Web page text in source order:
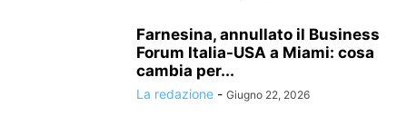
Farnesina, annullato il Business
Forum Italia-USA a Miami: cosa
cambia per...
La redazione - Giugno 22, 2026